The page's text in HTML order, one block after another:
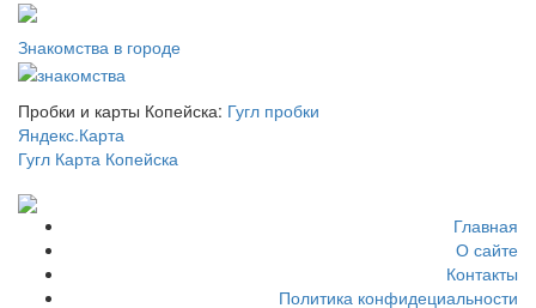
Знакомства в городе
Пробки и карты Копейска: Гугл пробки
Яндекс.Карта
Гугл Карта Копейска
Главная
О сайте
Контакты
Политика конфидециальности